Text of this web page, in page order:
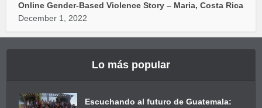
Online Gender-Based Violence Story – Maria, Costa Rica
December 1, 2022
Lo más popular
Escuchando al futuro de Guatemala: